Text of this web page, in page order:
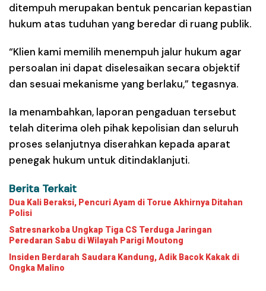
ditempuh merupakan bentuk pencarian kepastian
hukum atas tuduhan yang beredar di ruang publik.
“Klien kami memilih menempuh jalur hukum agar
persoalan ini dapat diselesaikan secara objektif
dan sesuai mekanisme yang berlaku,” tegasnya.
Ia menambahkan, laporan pengaduan tersebut
telah diterima oleh pihak kepolisian dan seluruh
proses selanjutnya diserahkan kepada aparat
penegak hukum untuk ditindaklanjuti.
Berita Terkait
Dua Kali Beraksi, Pencuri Ayam di Torue Akhirnya Ditahan
Polisi
Satresnarkoba Ungkap Tiga CS Terduga Jaringan
Peredaran Sabu di Wilayah Parigi Moutong
Insiden Berdarah Saudara Kandung, Adik Bacok Kakak di
Ongka Malino